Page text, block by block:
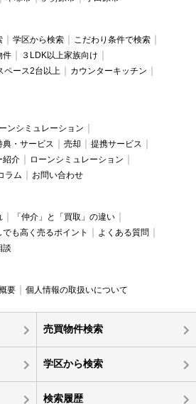
学区から検索
こだわり条件で検索
件
３LDK以上家族向け
ペース2台以上
カウンターキッチン
ンシミュレーション
典・サービス 売却
提携サービス
紹介
ローンシミュレーション
ラム お問い合わせ
「仲介」と「買取」の違い
でも高く売るポイント
よくある質問
談
要 個人情報の取扱いについて
売買物件検索
学区から検索
検索履歴